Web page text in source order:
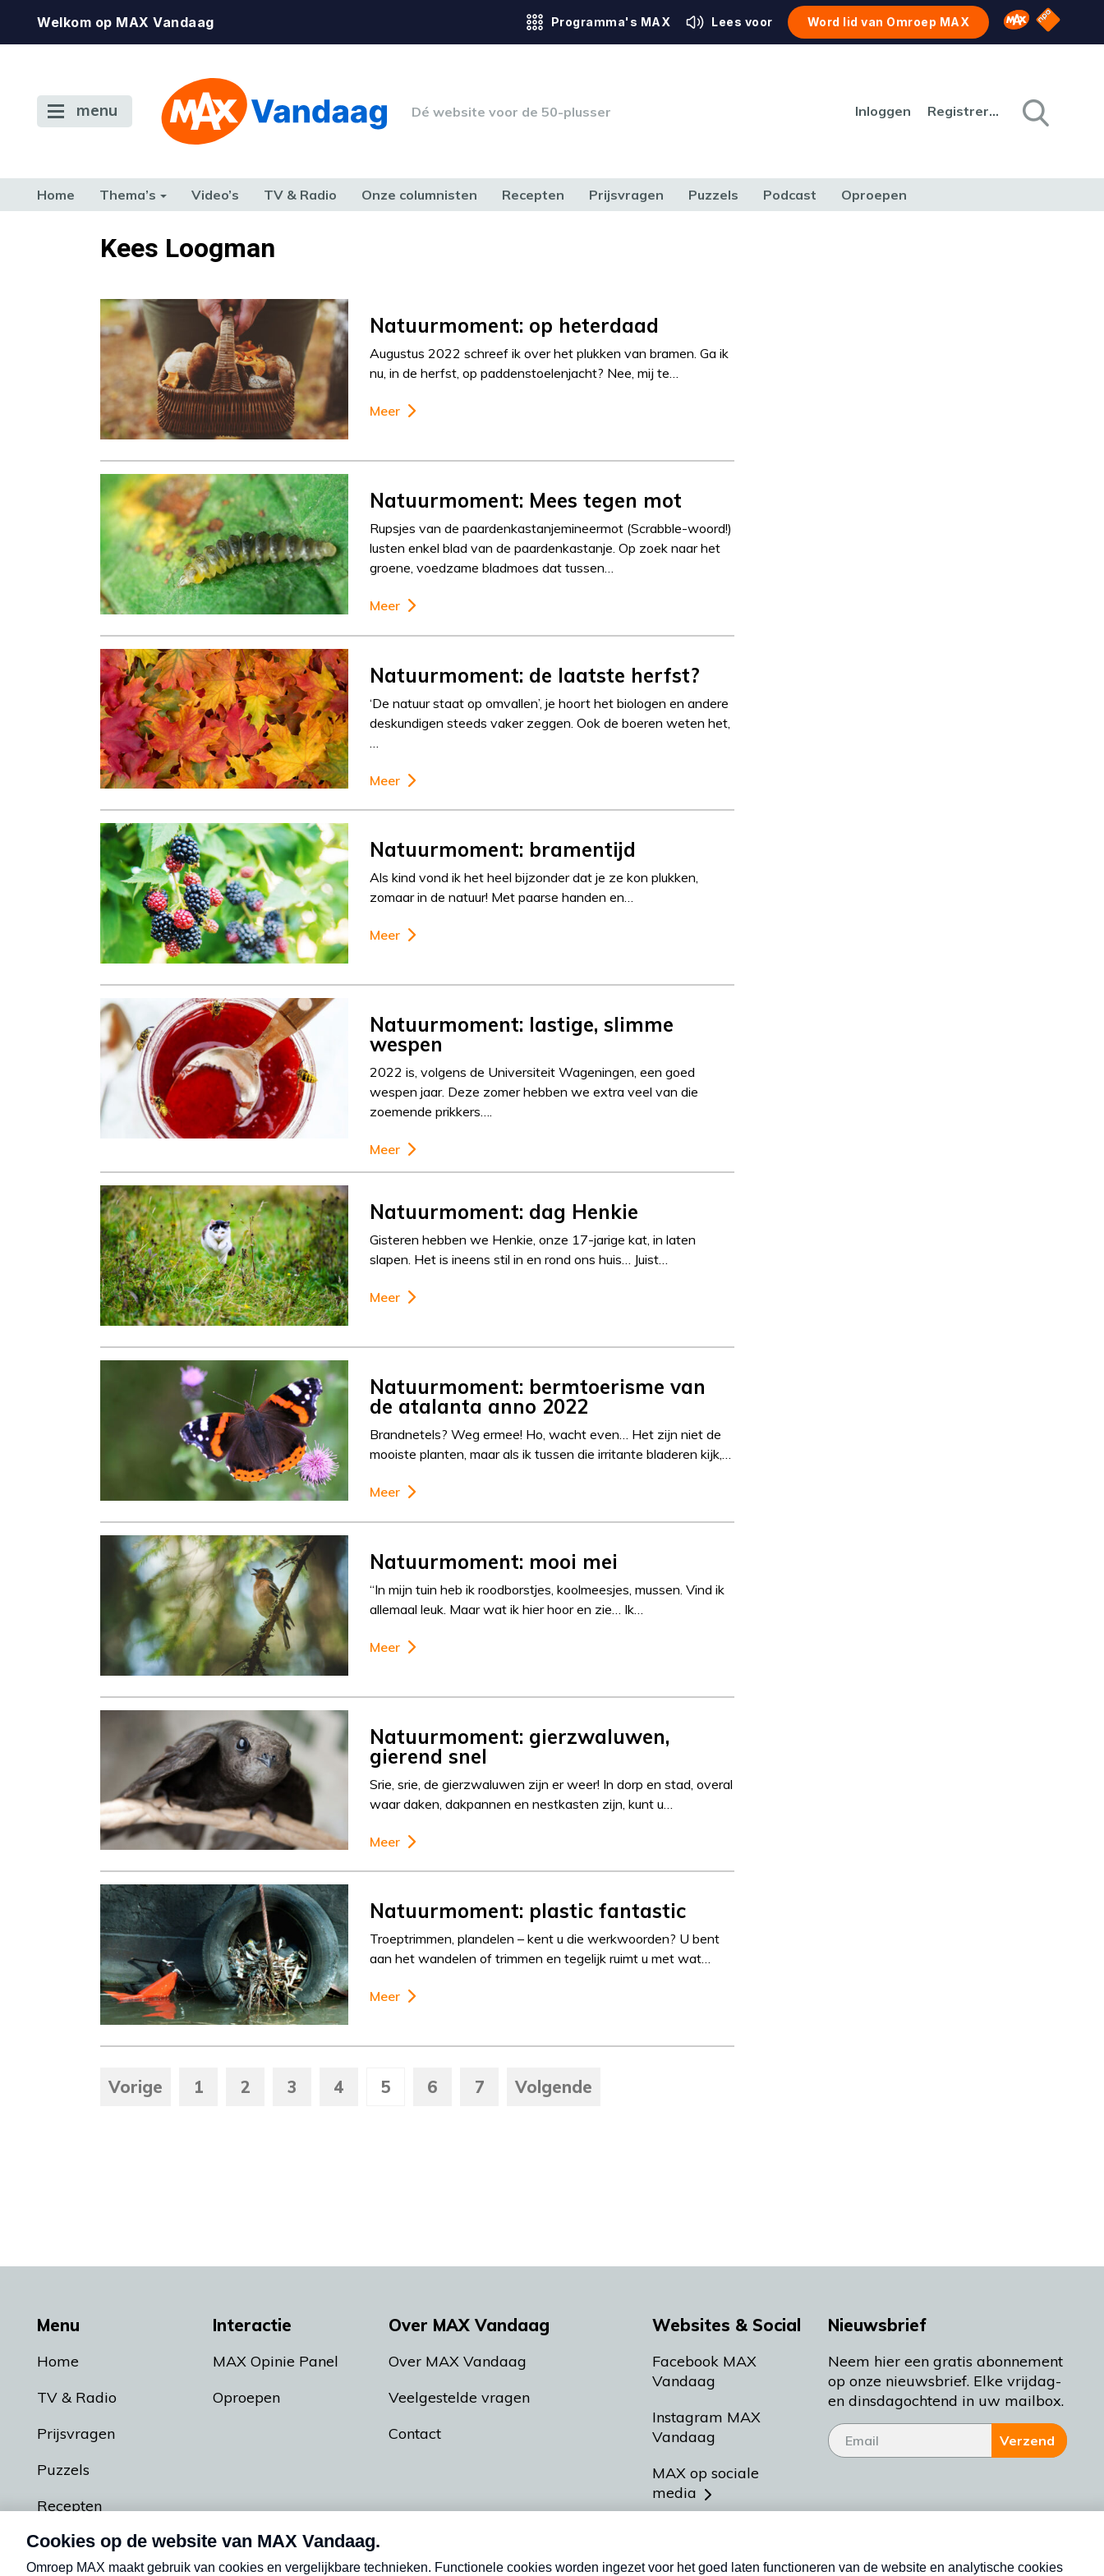
Welkom op MAX Vandaag Programma's MAX Lees voor Word lid van Omroep MAX Omroep MAX
NPO
menu Dé website voor de 50-plusser Inloggen Registreren
Home Thema’s Video’s TV & Radio Onze columnisten Recepten Prijsvragen Puzzels Podcast Oproepen
TERUG NAAR TOENKees Loogman
Natuurmoment: op heterdaad
Augustus 2022 schreef ik over het plukken van bramen. Ga ik
nu, in de herfst, op paddenstoelenjacht? Nee, mij te…
Meer
Natuurmoment: Mees tegen mot
Rupsjes van de paardenkastanjemineermot (Scrabble-woord!)
lusten enkel blad van de paardenkastanje. Op zoek naar het
groene, voedzame bladmoes dat tussen…
Meer
Natuurmoment: de laatste herfst?
‘De natuur staat op omvallen’, je hoort het biologen en andere
deskundigen steeds vaker zeggen. Ook de boeren weten het,
Meer
Natuurmoment: bramentijd
Als kind vond ik het heel bijzonder dat je ze kon plukken,
zomaar in de natuur! Met paarse handen en…
Meer
Natuurmoment: lastige, slimme
wespen
2022 is, volgens de Universiteit Wageningen, een goed
wespen jaar. Deze zomer hebben we extra veel van die
zoemende prikkers….
Meer
Natuurmoment: dag Henkie
Gisteren hebben we Henkie, onze 17-jarige kat, in laten
slapen. Het is ineens stil in en rond ons huis… Juist…
Meer
Natuurmoment: bermtoerisme van
de atalanta anno 2022
Brandnetels? Weg ermee! Ho, wacht even… Het zijn niet de
mooiste planten, maar als ik tussen die irritante bladeren kijk,…
Meer
Natuurmoment: mooi mei
“In mijn tuin heb ik roodborstjes, koolmeesjes, mussen. Vind ik
allemaal leuk. Maar wat ik hier hoor en zie… Ik…
Meer
Natuurmoment: gierzwaluwen,
gierend snel
Srie, srie, de gierzwaluwen zijn er weer! In dorp en stad, overal
waar daken, dakpannen en nestkasten zijn, kunt u…
Meer
Natuurmoment: plastic fantastic
Troeptrimmen, plandelen – kent u die werkwoorden? U bent
aan het wandelen of trimmen en tegelijk ruimt u met wat…
Meer
Vorige 1 2 3 4 5 6 7 Volgende
Menu
Home
TV & Radio
Prijsvragen
Puzzels
Recepten
Podcasts
Interactie
MAX Opinie Panel
Oproepen
Over MAX Vandaag
Over MAX Vandaag
Veelgestelde vragen
Contact
Websites & Social
Facebook MAX
Vandaag
Instagram MAX
Vandaag
MAX op sociale
media
Meldpunt Actueel
Nieuwsbrief
Neem hier een gratis abonnement
op onze nieuwsbrief. Elke vrijdag-
en dinsdagochtend in uw mailbox.
Verzend